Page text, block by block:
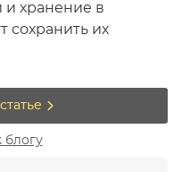
и хранение в
сохранить их
блогу